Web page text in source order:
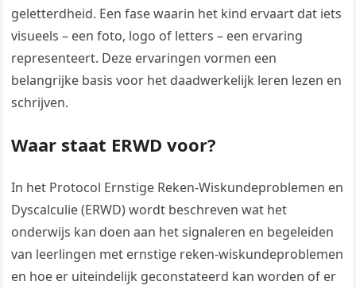
geletterdheid. Een fase waarin het kind ervaart dat iets
visueels – een foto, logo of letters – een ervaring
representeert. Deze ervaringen vormen een
belangrijke basis voor het daadwerkelijk leren lezen en
schrijven.
Waar staat ERWD voor?
In het Protocol Ernstige Reken-Wiskundeproblemen en
Dyscalculie (ERWD) wordt beschreven wat het
onderwijs kan doen aan het signaleren en begeleiden
van leerlingen met ernstige reken-wiskundeproblemen
en hoe er uiteindelijk geconstateerd kan worden of er